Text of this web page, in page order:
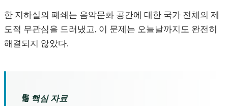
한 지하실의 폐쇄는 음악문화 공간에 대한 국가 전체의 제
도적 무관심을 드러냈고, 이 문제는 오늘날까지도 완전히
해결되지 않았다.
🔢 핵심 자료